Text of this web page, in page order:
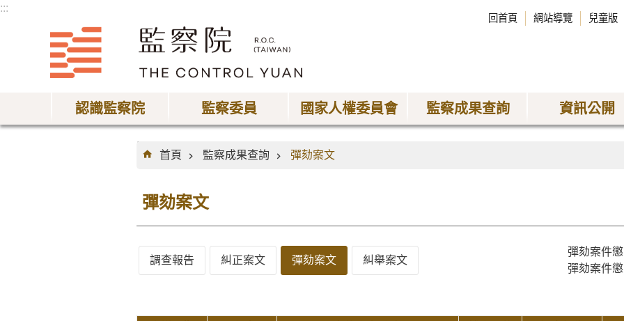
:::
回首頁 網站導覽 兒童版
認識監察院 監察委員 國家人權委員會 監察成果查詢 資訊公開
:::
首頁
監察成果查詢 彈劾案文
彈劾案文
彈劾案件
彈劾案件
調查報告 糾正案文 彈劾案文 糾舉案文